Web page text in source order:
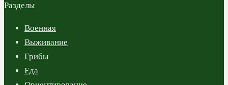
Разделы
Военная
Выживание
Грибы
Еда